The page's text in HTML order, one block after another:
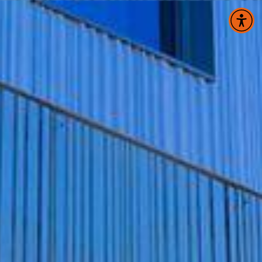
Panneau de gestion des cookies